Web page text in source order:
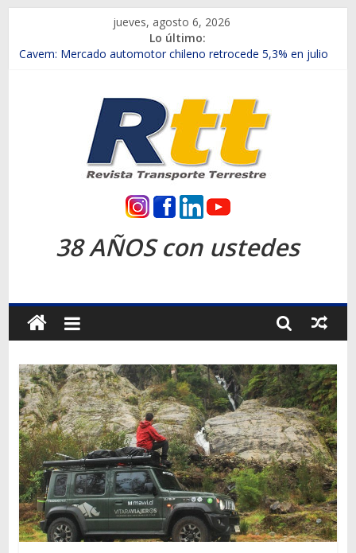
contenido
jueves, agosto 6, 2026
Lo último:
Chile es el primer mercado internacional en lanzar la nueva
Salfa suma vehículos electrificados de Chevrolet en el Biobío
Samex amplía su red con nuevas sucursales en Rancagua y
SINOTRUK Pick-ups presentó la recién estrenada Bolden en
la Expo Compras Públicas 2026
Revista
Transporte
Terrestre
Autos,
camiones,
motos,
información
del
mundo
del
transporte
38 AÑOS con ustedes